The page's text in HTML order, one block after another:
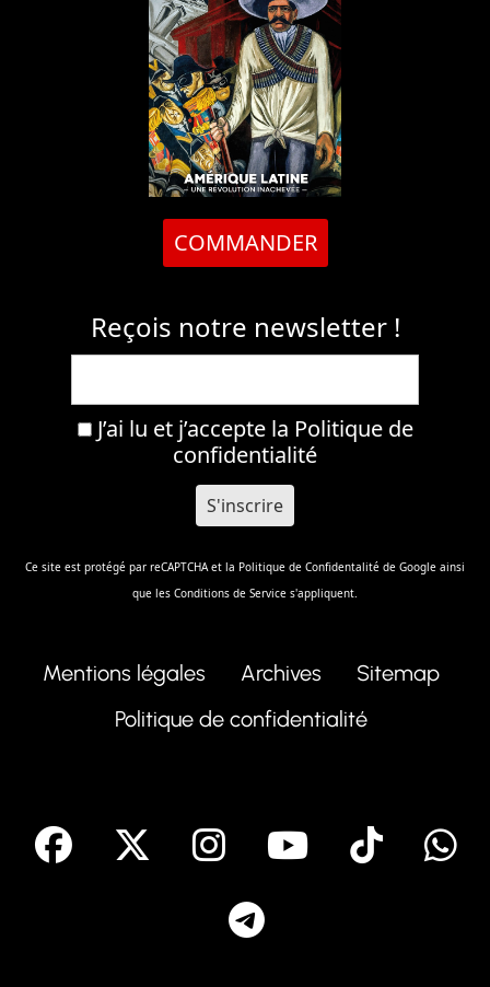
COMMANDER
Reçois notre newsletter !
J’ai lu et j’accepte la Politique de
confidentialité
Ce site est protégé par reCAPTCHA et la Politique de Confidentalité de Google ainsi
que les Conditions de Service s'appliquent.
Mentions légales Archives
Sitemap
Politique de confidentialité
facebook Instagram
Youtube
Tik